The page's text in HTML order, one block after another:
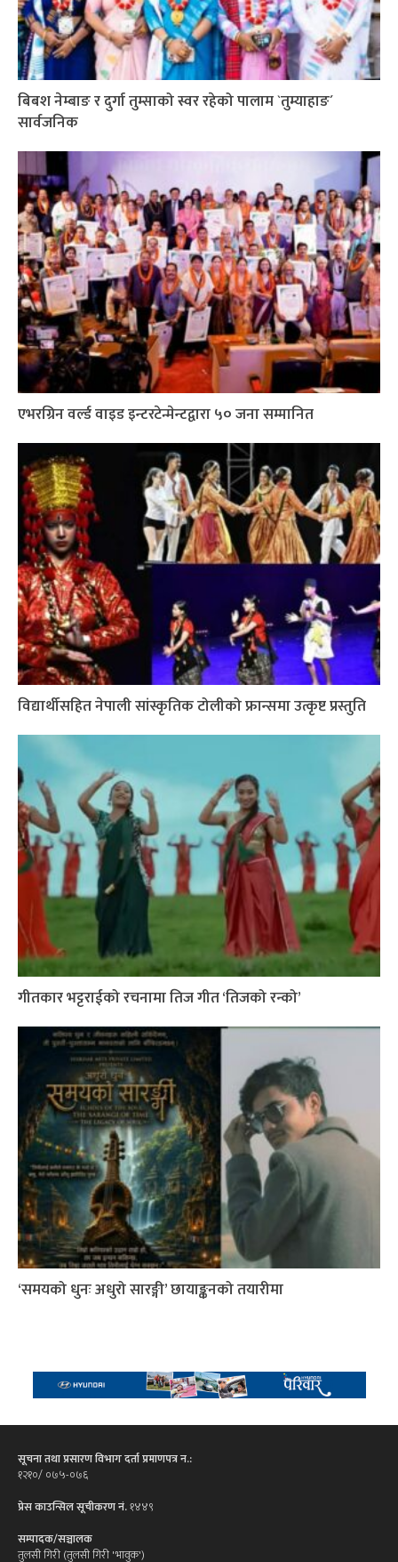
बिबश नेम्बाङ र दुर्गा तुम्साको स्वर रहेको पालाम `तुम्याहाङ´
सार्वजनिक
एभरग्रिन वर्ल्ड वाइड इन्टरटेन्मेन्टद्वारा ५० जना सम्मानित
विद्यार्थीसहित नेपाली सांस्कृतिक टोलीको फ्रान्समा उत्कृष्ट प्रस्तुति
गीतकार भट्टराईको रचनामा तिज गीत ‘तिजको रन्को’
‘समयको धुनः अधुरो सारङ्गी’ छायाङ्कनको तयारीमा
सूचना तथा प्रसारण विभाग दर्ता प्रमाणपत्र न.:
१२१०/ ०७५-०७६
प्रेस काउन्सिल सूचीकरण नं.१४४९
सम्पादक/सञ्चालक
तुलसी गिरी (तुलसी गिरी 'भावुक')